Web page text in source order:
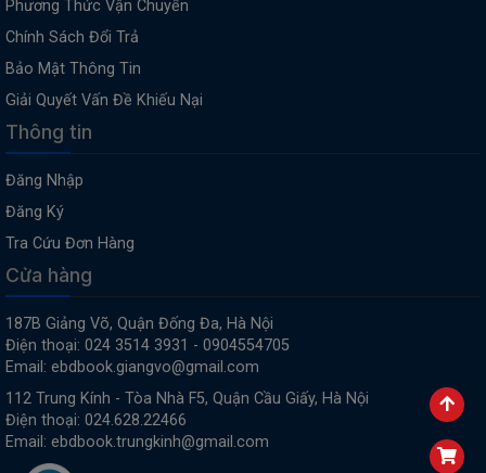
Phương Thức Vận Chuyển
Chính Sách Đổi Trả
Bảo Mật Thông Tin
Giải Quyết Vấn Đề Khiếu Nại
Thông tin
Đăng Nhập
Đăng Ký
Tra Cứu Đơn Hàng
Cửa hàng
187B Giảng Võ, Quận Đống Đa, Hà Nội
Điện thoại: 024 3514 3931 - 0904554705
Email: ebdbook.giangvo@gmail.com
112 Trung Kính - Tòa Nhà F5, Quận Cầu Giấy, Hà Nội
Điện thoại: 024.628.22466
Email: ebdbook.trungkinh@gmail.com